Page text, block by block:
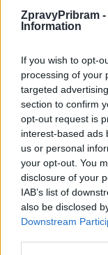
ZpravyPribram -
Information
If you wish to opt-
processing of your
targeted
section to confirm
opt-out request is
interest-based ads
us or personal
your opt-out. You
disclosure of your
IAB’s list of
also be disclosed
Downstream
Příbramsku neubývá
SOUVISEJÍCÍ
VÍCE OD AUTORA
Sedlčansko